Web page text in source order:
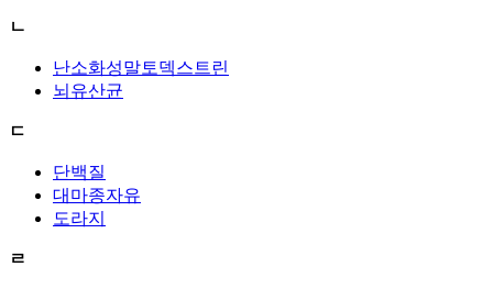
ㄴ
난소화성말토덱스트린
뇌유산균
ㄷ
단백질
대마종자유
도라지
ㄹ